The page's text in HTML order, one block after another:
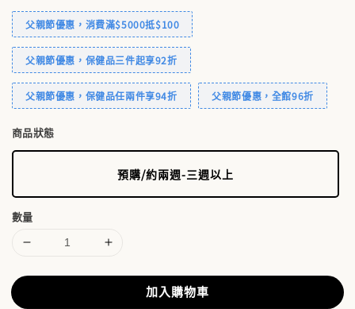
父親節優惠，消費滿$5000抵$100
父親節優惠，保健品三件起享92折
父親節優惠，保健品任兩件享94折 父親節優惠，全館96折
商品狀態
預購/約兩週-三週以上
數量
加入購物車